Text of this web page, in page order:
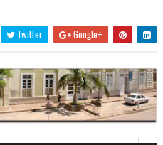
Twitter Google+